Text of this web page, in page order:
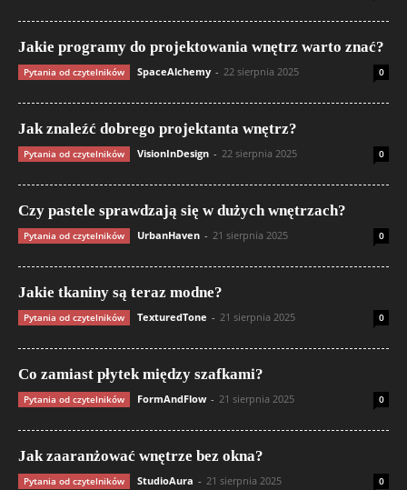
Jakie programy do projektowania wnętrz warto znać?
Pytania od czytelników SpaceAlchemy - 22 sierpnia 2025 0
Jak znaleźć dobrego projektanta wnętrz?
Pytania od czytelników VisionInDesign - 22 sierpnia 2025 0
Czy pastele sprawdzają się w dużych wnętrzach?
Pytania od czytelników UrbanHaven - 21 sierpnia 2025 0
Jakie tkaniny są teraz modne?
Pytania od czytelników TexturedTone - 21 sierpnia 2025 0
Co zamiast płytek między szafkami?
Pytania od czytelników FormAndFlow - 21 sierpnia 2025 0
Jak zaaranżować wnętrze bez okna?
Pytania od czytelników StudioAura - 21 sierpnia 2025 0